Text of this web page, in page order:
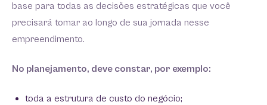
base para todas as decisões estratégicas que você
precisará tomar ao longo de sua jornada nesse
empreendimento.
No planejamento, deve constar, por exemplo:
toda a estrutura de custo do negócio;